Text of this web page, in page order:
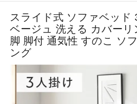
スライド式 ソファベッド
ベージュ 洗える カバーリ
脚 脚付 通気性 すのこ ソ
ング